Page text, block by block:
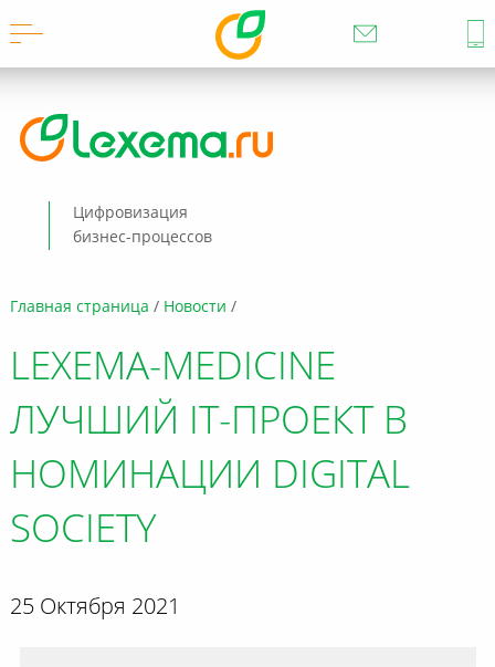
Главная страница Новости
LEXEMA-MEDICINE
ЛУЧШИЙ IT-ПРОЕКТ В
НОМИНАЦИИ DIGITAL
SOCIETY
25 Октября 2021
Цифровизация
бизнес-процессов